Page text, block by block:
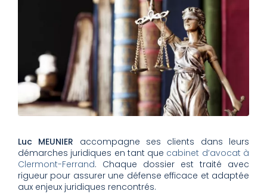
Luc MEUNIER accompagne ses clients dans leurs
démarches juridiques en tant que cabinet d’avocat à
Clermont-Ferrand. Chaque dossier est traité avec
rigueur pour assurer une défense efficace et adaptée
aux enjeux juridiques rencontrés.